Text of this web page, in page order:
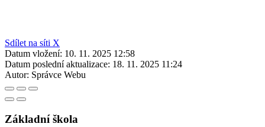
Sdílet na síti X
Datum vložení: 10. 11. 2025 12:58
Datum poslední aktualizace: 18. 11. 2025 11:24
Autor: Správce Webu
Základní škola